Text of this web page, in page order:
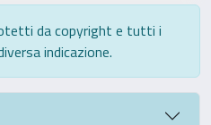
da copyright e tutti i
indicazione.